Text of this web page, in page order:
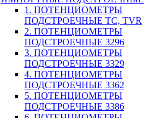
1. ПОТЕНЦИОМЕТРЫ
ПОДСТРОЕЧНЫЕ TC, TVR
2. ПОТЕНЦИОМЕТРЫ
ПОДСТРОЕЧНЫЕ 3296
3. ПОТЕНЦИОМЕТРЫ
ПОДСТРОЕЧНЫЕ 3329
4. ПОТЕНЦИОМЕТРЫ
ПОДСТРОЕЧНЫЕ 3362
5. ПОТЕНЦИОМЕТРЫ
ПОДСТРОЕЧНЫЕ 3386